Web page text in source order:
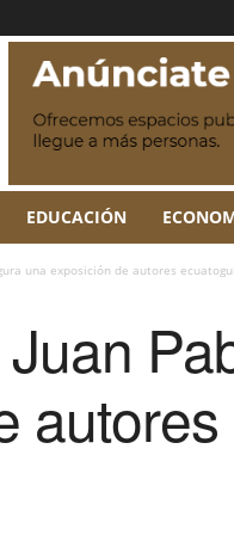
EDUCACIÓN
una exposición de autores